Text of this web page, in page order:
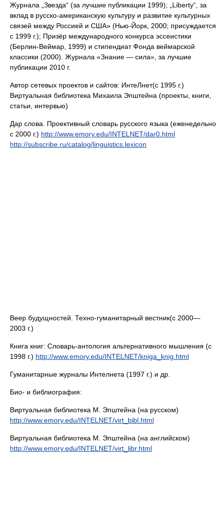
Журнала „Звезда“ (за лучшие публикации 1999); „Liberty“, за
вклад в русско-американскую культуру и развитие культурных
связей между Россией и США» (Нью-Йорк, 2000; присуждается
с 1999 г.); Призёр международного конкурса эссеистики
(Берлин-Веймар, 1999) и стипендиат Фонда веймарской
классики (2000). Журнала «Знание — сила», за лучшие
публикации 2010 г.
Автор сетевых проектов и сайтов: ИнтеЛнет(с 1995 г.)
Виртуальная библиотека Михаила Эпштейна (проекты, книги,
статьи, интервью)
Дар слова. Проективный словарь русского языка (еженедельно
с 2000 г.) http://www.emory.edu/INTELNET/dar0.html
http://subscribe.ru/catalog/linguistics.lexicon
Веер будущностей. Техно-гуманитарный вестник(с 2000—
2003 г.)
Книга книг: Словарь-антология альтернативного мышления (с
1998 г.) http://www.emory.edu/INTELNET/kniga_knig.html
Гуманитарные журналы Интелнета (1997 г.) и др.
Био- и библиография:
Виртуальная библиотека М. Эпштейна (на русском)
http://www.emory.edu/INTELNET/virt_bibl.html
Виртуальная библиотека М. Эпштейна (на английском)
http://www.emory.edu/INTELNET/virt_libr.html